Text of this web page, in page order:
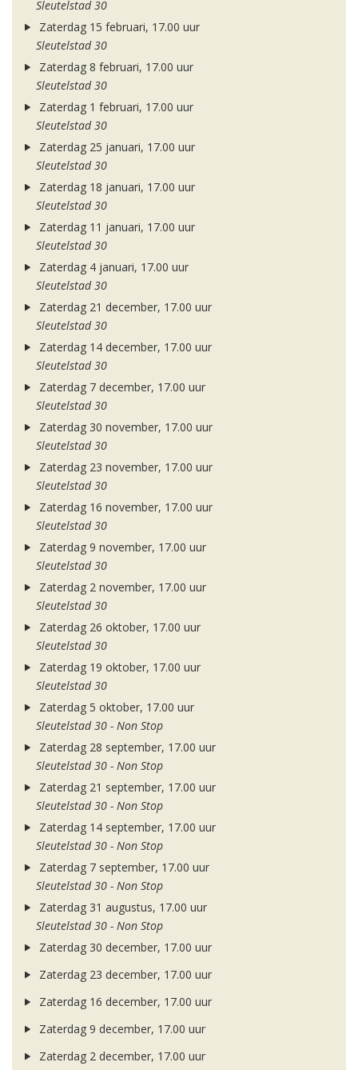
Sleutelstad 30
Zaterdag 15 februari, 17.00 uur
Sleutelstad 30
Zaterdag 8 februari, 17.00 uur
Sleutelstad 30
Zaterdag 1 februari, 17.00 uur
Sleutelstad 30
Zaterdag 25 januari, 17.00 uur
Sleutelstad 30
Zaterdag 18 januari, 17.00 uur
Sleutelstad 30
Zaterdag 11 januari, 17.00 uur
Sleutelstad 30
Zaterdag 4 januari, 17.00 uur
Sleutelstad 30
Zaterdag 21 december, 17.00 uur
Sleutelstad 30
Zaterdag 14 december, 17.00 uur
Sleutelstad 30
Zaterdag 7 december, 17.00 uur
Sleutelstad 30
Zaterdag 30 november, 17.00 uur
Sleutelstad 30
Zaterdag 23 november, 17.00 uur
Sleutelstad 30
Zaterdag 16 november, 17.00 uur
Sleutelstad 30
Zaterdag 9 november, 17.00 uur
Sleutelstad 30
Zaterdag 2 november, 17.00 uur
Sleutelstad 30
Zaterdag 26 oktober, 17.00 uur
Sleutelstad 30
Zaterdag 19 oktober, 17.00 uur
Sleutelstad 30
Zaterdag 5 oktober, 17.00 uur
Sleutelstad 30 - Non Stop
Zaterdag 28 september, 17.00 uur
Sleutelstad 30 - Non Stop
Zaterdag 21 september, 17.00 uur
Sleutelstad 30 - Non Stop
Zaterdag 14 september, 17.00 uur
Sleutelstad 30 - Non Stop
Zaterdag 7 september, 17.00 uur
Sleutelstad 30 - Non Stop
Zaterdag 31 augustus, 17.00 uur
Sleutelstad 30 - Non Stop
Zaterdag 30 december, 17.00 uur
Zaterdag 23 december, 17.00 uur
Zaterdag 16 december, 17.00 uur
Zaterdag 9 december, 17.00 uur
Zaterdag 2 december, 17.00 uur